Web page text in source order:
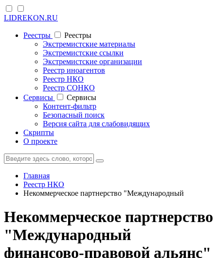
LIDREKON.RU
Реестры
Реестры
Экстремистские материалы
Экстремистские ссылки
Экстремистские организации
Реестр иноагентов
Реестр НКО
Реестр СОНКО
Cервисы
Cервисы
Контент-фильтр
Безопасный поиск
Версия сайта для слабовидящих
Скрипты
О проекте
Главная
Реестр НКО
Некоммерческое партнерство "Международный
Некоммерческое партнерство
"Международный
финансово-правовой альянс"